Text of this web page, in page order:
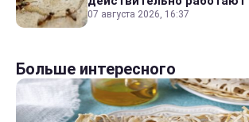
07 августа 2026, 16:37
Больше интересного